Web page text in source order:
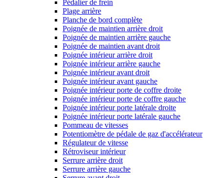
Pédalier de frein
Plage arrière
Planche de bord complète
Poignée de maintien arrière droit
Poignée de maintien arrière gauche
Poignée de maintien avant droit
Poignée intérieur arrière droit
Poignée intérieur arrière gauche
Poignée intérieur avant droit
Poignée intérieur avant gauche
Poignée intérieur porte de coffre droite
Poignée intérieur porte de coffre gauche
Poignée intérieur porte latérale droite
Poignée intérieur porte latérale gauche
Pommeau de vitesses
Potentiomètre de pédale de gaz d'accélérateur
Régulateur de vitesse
Rétroviseur intérieur
Serrure arrière droit
Serrure arrière gauche